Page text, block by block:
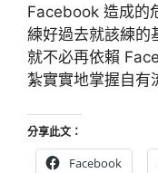
Facebook 造成的
練好過去就該練的
就不必再依賴
紮實實地掌握自有
分享此文：
Facebook